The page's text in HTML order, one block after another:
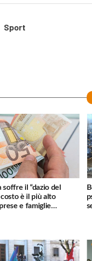
Sport
soffre il “dazio del
è il più alto
e famiglie